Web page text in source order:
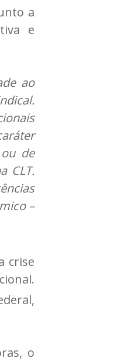
a
e
ao
de
CLT.
–
crise
o